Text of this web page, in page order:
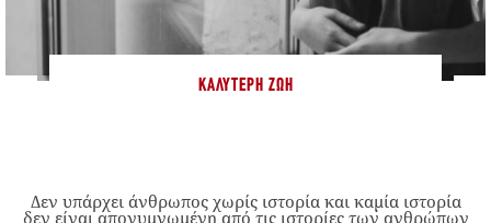
ΚΑΛΎΤΕΡΗ ΖΩΉ
Δεν υπάρχει άνθρωπος χωρίς ιστορία και καμία ιστορία
δεν είναι απογυμνωμένη από τις ιστορίες των ανθρώπων